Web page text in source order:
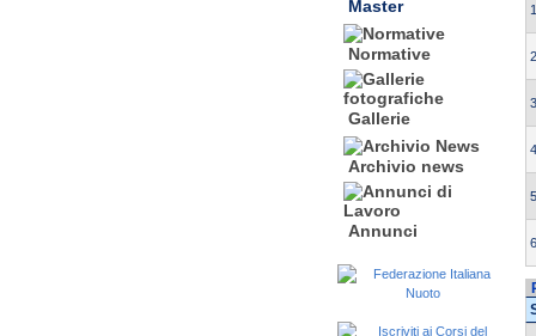
Master
Normative
Gallerie
Archivio news
Annunci